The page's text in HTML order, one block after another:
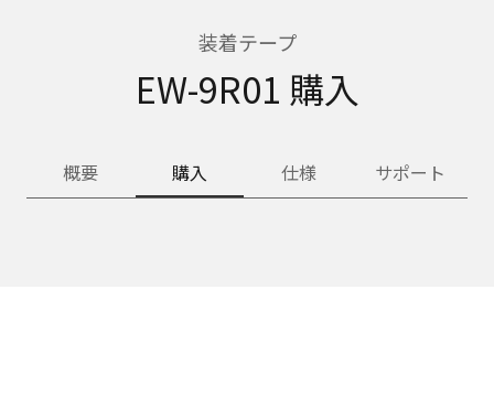
装着テープ
EW-9R01 購入
概要 購入 仕様 サポート